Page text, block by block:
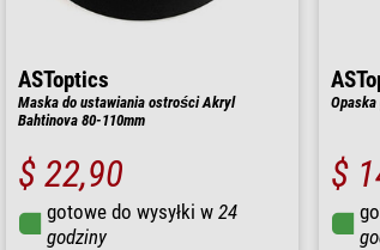
ASToptics
Maska do ustawiania ostrości Akryl
Bahtinova 80-110mm
$ 22,90
gotowe do wysyłki w 24
godziny
$